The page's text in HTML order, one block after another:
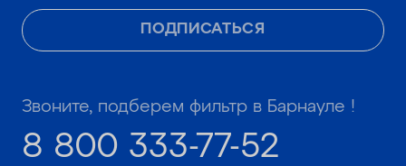
ПОДПИСАТЬСЯ
Звоните, подберем фильтр в Барнауле !
8 800 333-77-52